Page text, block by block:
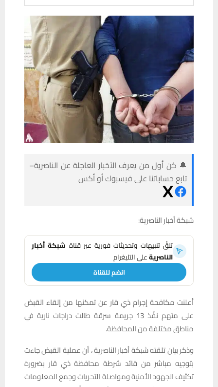
🔔 كن أول من يعرف الأخبار العاجلة عن الناصرية–
تابع حساباتنا على فيسبوك أو أكس
شبكة أخبار الناصرية:
تلقَّ تنبيهات وتحديثات فورية عبر قناة شبكة أخبار
الناصريةعلى التليغرام
انضم للقناة
أعلنت مكافحة إجرام ذي قار عن تمكنها من إلقاء القبض
على متهم نفّذ 13 جريمة سرقة طالت دراجات نارية في
مناطق مختلفة من المحافظة.
وذكر بيان تلقته شبكة أخبار الناصرية ، أن عملية القبض جاءت
بتوجيه مباشر من قائد شرطة محافظة ذي قار بضرورة
تكثيف الجهود الأمنية ومواصلة التحريات وجمع المعلومات